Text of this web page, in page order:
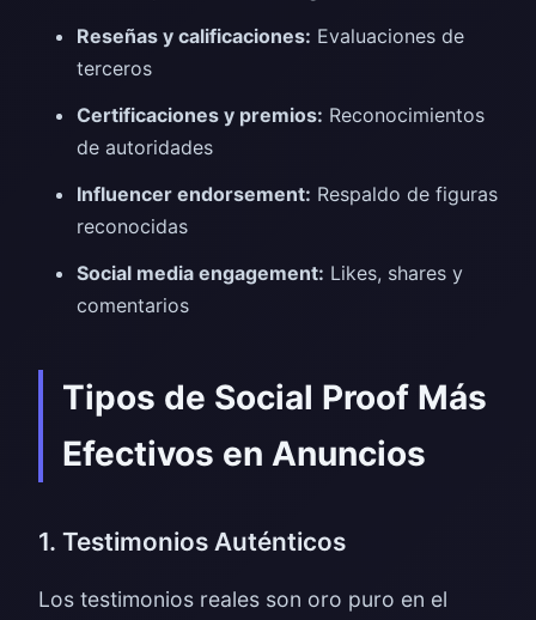
Reseñas y calificaciones: Evaluaciones de
terceros
Certificaciones y premios: Reconocimientos
de autoridades
Influencer endorsement: Respaldo de figuras
reconocidas
Social media engagement: Likes, shares y
comentarios
Tipos de Social Proof Más
Efectivos en Anuncios
1. Testimonios Auténticos
Los testimonios reales son oro puro en el